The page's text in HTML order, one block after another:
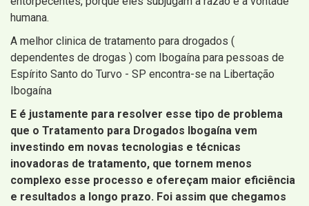
humana.
A melhor clinica de tratamento para drogados (
dependentes de drogas ) com Ibogaína para pessoas de
Espírito Santo do Turvo - SP encontra-se na Libertação
Ibogaína
E é justamente para resolver esse tipo de problema
que o Tratamento para Drogados Ibogaína vem
investindo em novas tecnologias e técnicas
inovadoras de tratamento, que tornem menos
complexo esse processo e ofereçam maior eficiência
e resultados a longo prazo. Foi assim que chegamos